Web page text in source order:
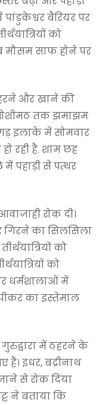
बैरियर पर
को
मौसम साफ होने पर
और खाने की
तक झमाझम
इलाके में सोमवार
रही है. शाम छह
पहाड़ी से पत्थर
रोक दी।
गिरने का सिलसिला
को
को
धर्मशालाओं में
का इस्तेमाल
गुरुद्वारा में ठहरने के
इधर, बद्रीनाथ
से रोक दिया
ने बताया कि